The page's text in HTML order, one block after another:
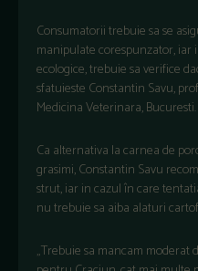
Consumatorii trebuie sa se
manipulate corespunzator,
ecologice, trebuie sa verifice
sfatuieste Constantin Savu,
Medicina Veterinara, Bucuresti.
Ca alternativa la carnea de
grasimi, Constantin Savu
strut, iar in cazul în care
nu trebuie sa aiba alaturi
„Trebuie sa mancam